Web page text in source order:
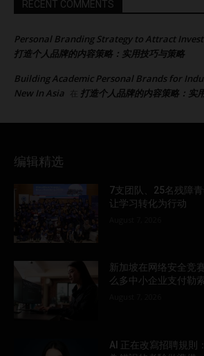
RECENT COMMENTS
Personal Branding Strategy to Attract
打造个人品牌的内容策略：实用技巧与策略
Building Academic Personal Brands for
New In Asia
在 打造个人品牌的内容策略：实
编辑精选
7支团队、25名残障
让学习转化为行动
新加坡在网络安全竞
么多中小企业支付勒
AI 正在改寫招聘規則